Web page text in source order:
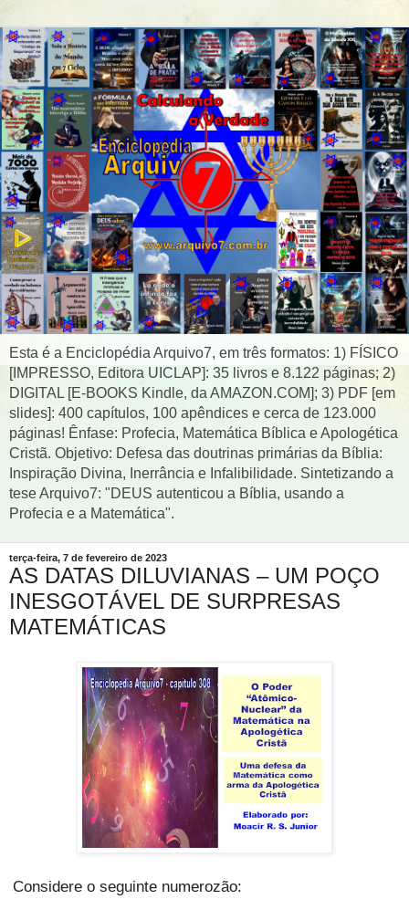
Esta é a Enciclopédia Arquivo7, em três formatos: 1) FÍSICO
[IMPRESSO, Editora UICLAP]: 35 livros e 8.122 páginas; 2)
DIGITAL [E-BOOKS Kindle, da AMAZON.COM]; 3) PDF [em
slides]: 400 capítulos, 100 apêndices e cerca de 123.000
páginas! Ênfase: Profecia, Matemática Bíblica e Apologética
Cristã. Objetivo: Defesa das doutrinas primárias da Bíblia:
Inspiração Divina, Inerrância e Infalibilidade. Sintetizando a
tese Arquivo7: "DEUS autenticou a Bíblia, usando a
Profecia e a Matemática".
terça-feira, 7 de fevereiro de 2023
AS DATAS DILUVIANAS – UM POÇO
INESGOTÁVEL DE SURPRESAS
MATEMÁTICAS
Considere o seguinte numerozão: